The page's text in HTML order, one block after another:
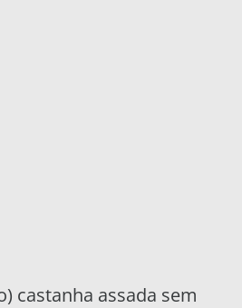
castanha assada sem